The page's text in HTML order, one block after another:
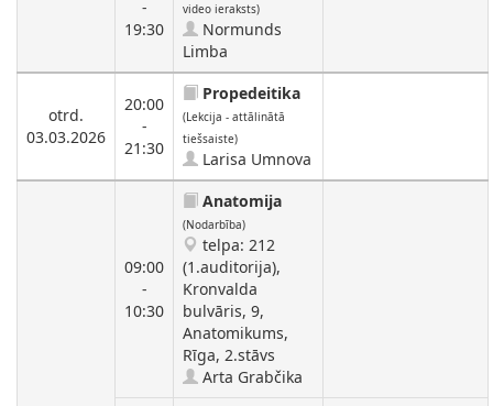
-
19:30
video ieraksts)
Normunds
Limba
otrd.
03.03.2026
20:00
-
21:30
Propedeitika
(Lekcija - attālinātā
tiešsaiste)
Larisa Umnova
09:00
-
10:30
Anatomija
(Nodarbība)
telpa: 212
(1.auditorija),
Kronvalda
bulvāris, 9,
Anatomikums,
Rīga, 2.stāvs
Arta Grabčika